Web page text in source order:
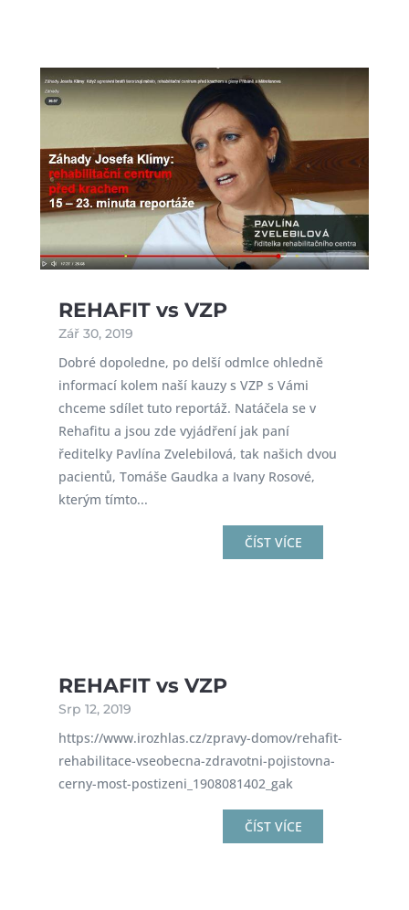
REHAFIT vs VZP
Zář 30, 2019
Dobré dopoledne, po delší odmlce ohledně
informací kolem naší kauzy s VZP s Vámi
chceme sdílet tuto reportáž. Natáčela se v
Rehafitu a jsou zde vyjádření jak paní
ředitelky Pavlína Zvelebilová, tak našich dvou
pacientů, Tomáše Gaudka a Ivany Rosové,
kterým tímto...
ČÍST VÍCE
REHAFIT vs VZP
Srp 12, 2019
https://www.irozhlas.cz/zpravy-domov/rehafit-
rehabilitace-vseobecna-zdravotni-pojistovna-
cerny-most-postizeni_1908081402_gak
ČÍST VÍCE